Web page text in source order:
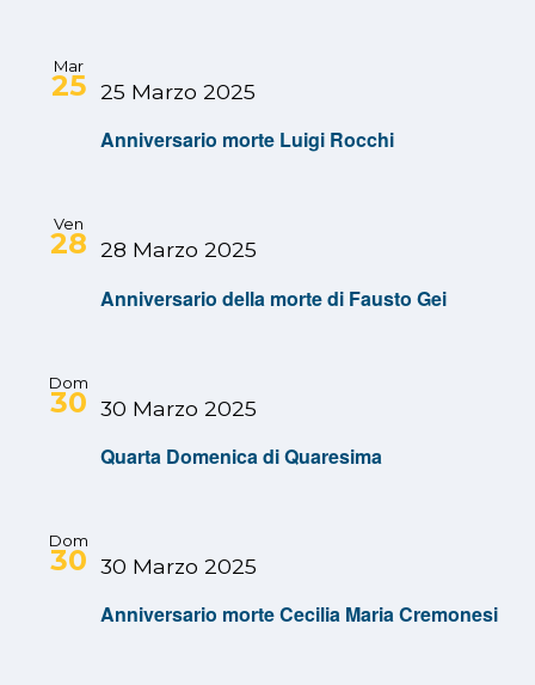
Mar
25
Anniversario morte Luigi Rocchi
25 Marzo 2025
Ven
28
Anniversario della morte di Fausto Gei
28 Marzo 2025
Dom
30
Quarta Domenica di Quaresima
30 Marzo 2025
Dom
30
Anniversario morte Cecilia Maria Cremonesi
30 Marzo 2025